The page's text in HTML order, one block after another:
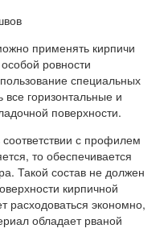
применять кирпичи
ровности
специальных
горизонтальные и
поверхности.
с профилем
то обеспечивается
Такой состав не должен
кирпичной
расходоваться экономно,
обладает рваной